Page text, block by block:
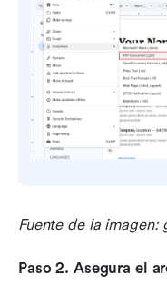
Fuente de la imagen:
Paso 2. Asegura el